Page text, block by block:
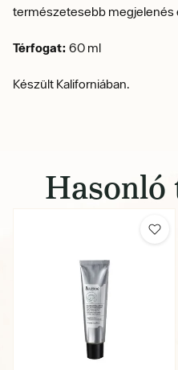
természetesebb megjelenés
Térfogat: 60 ml
Készült Kaliforniában.